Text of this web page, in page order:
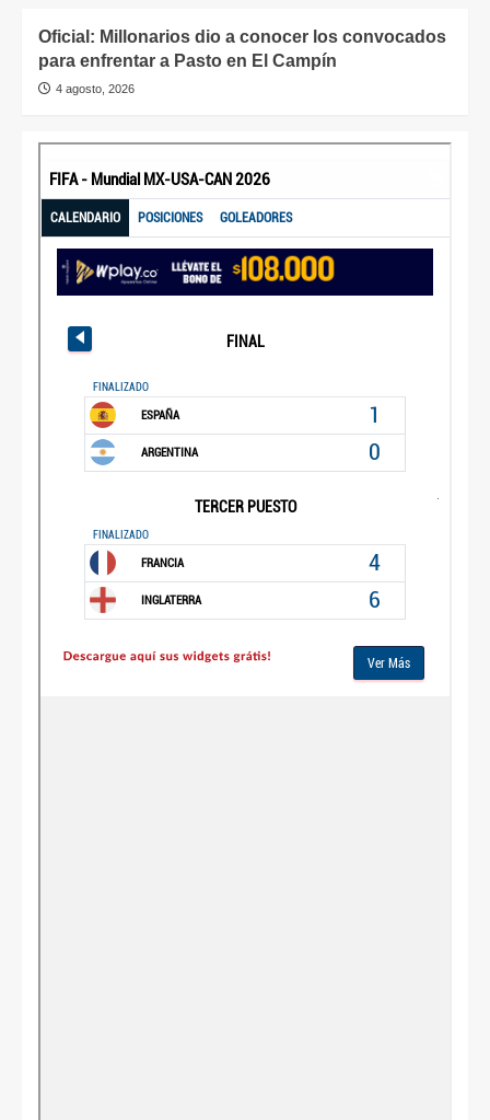
Oficial: Millonarios dio a conocer los convocados
para enfrentar a Pasto en El Campín
4 agosto, 2026